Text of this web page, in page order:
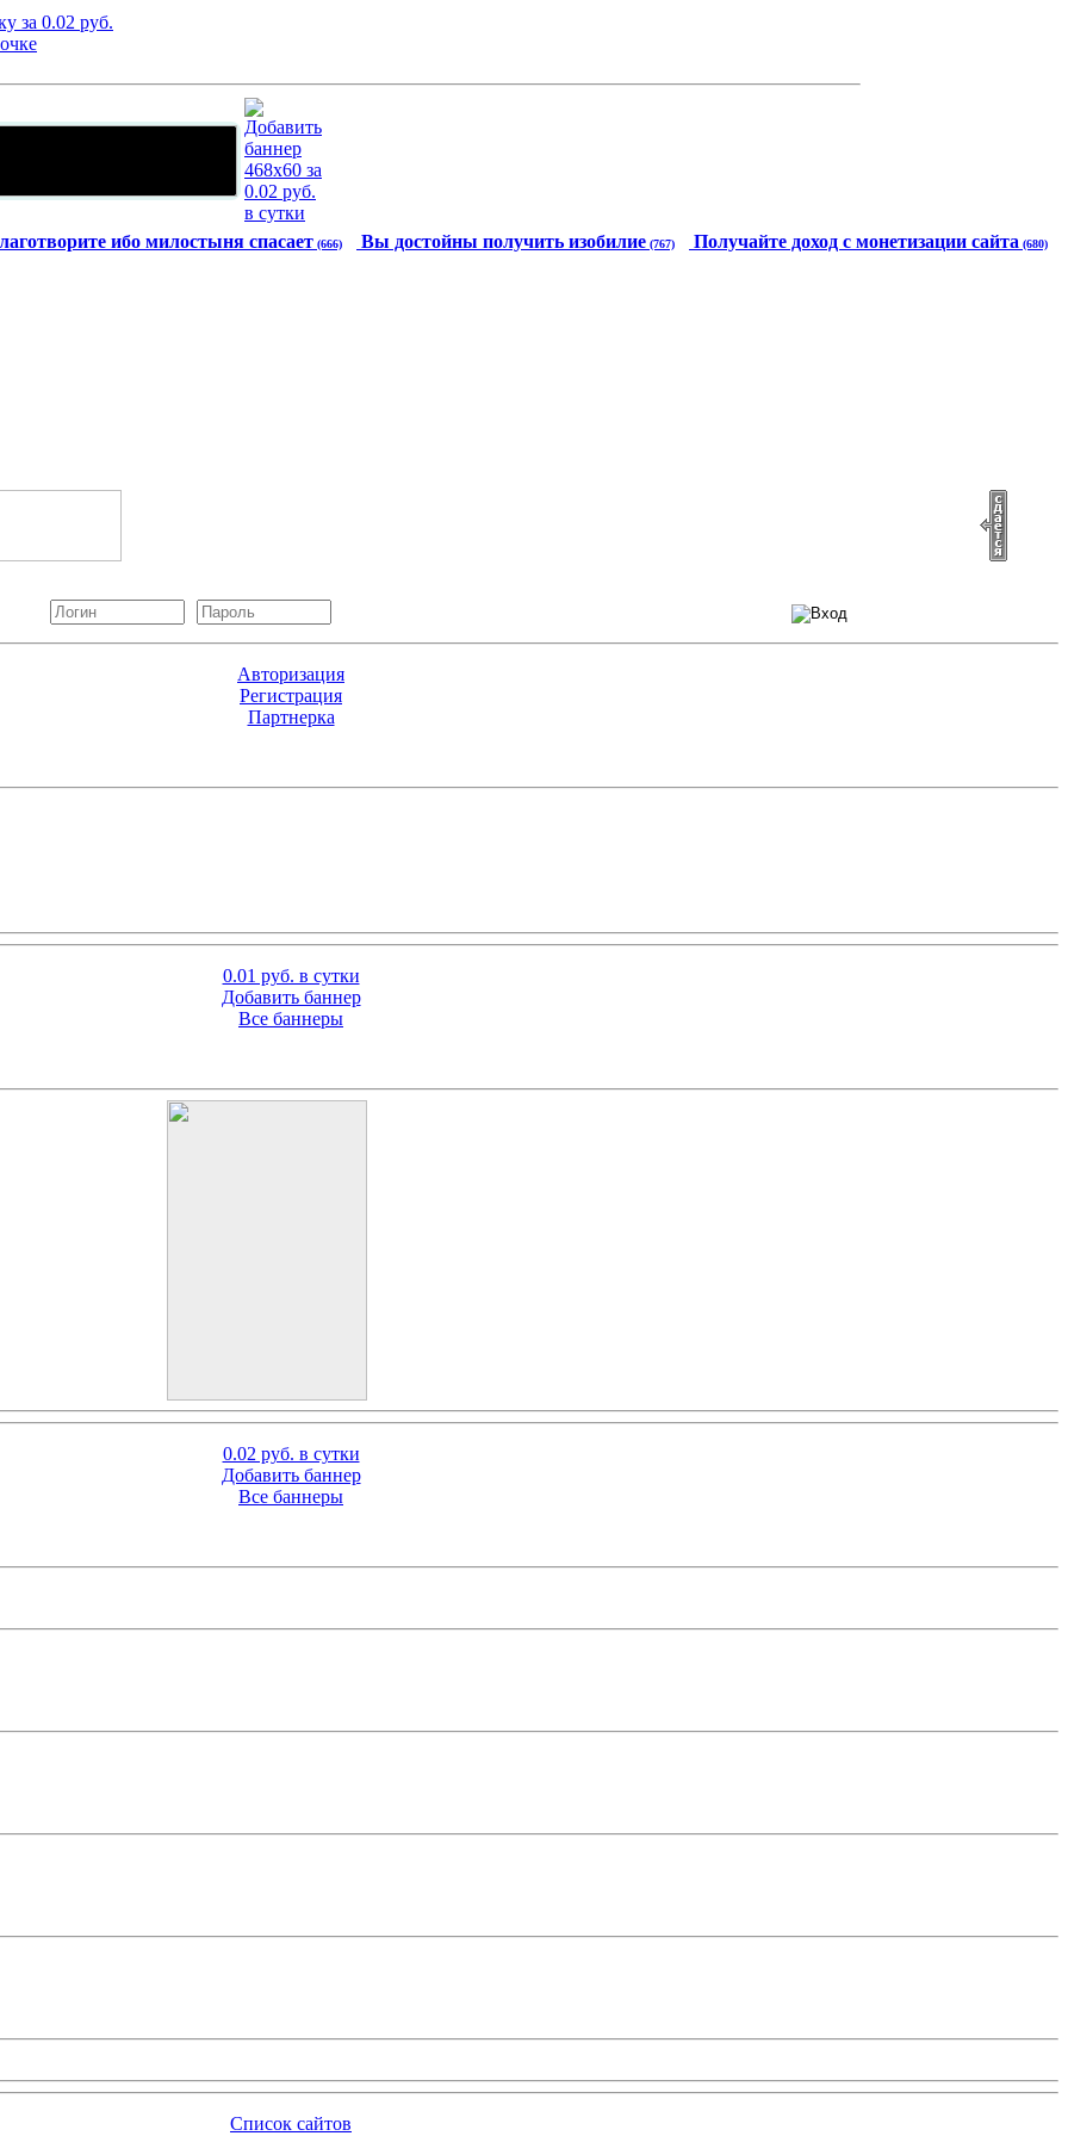
ибо милостыня спасает (666) Вы достойны получить изобилие (767) Получайте доход с монетизации сайта (680)
Авторизация
Регистрация
Партнерка
0.01 руб. в сутки
Добавить баннер
Все баннеры
0.02 руб. в сутки
Добавить баннер
Все баннеры
Список сайтов